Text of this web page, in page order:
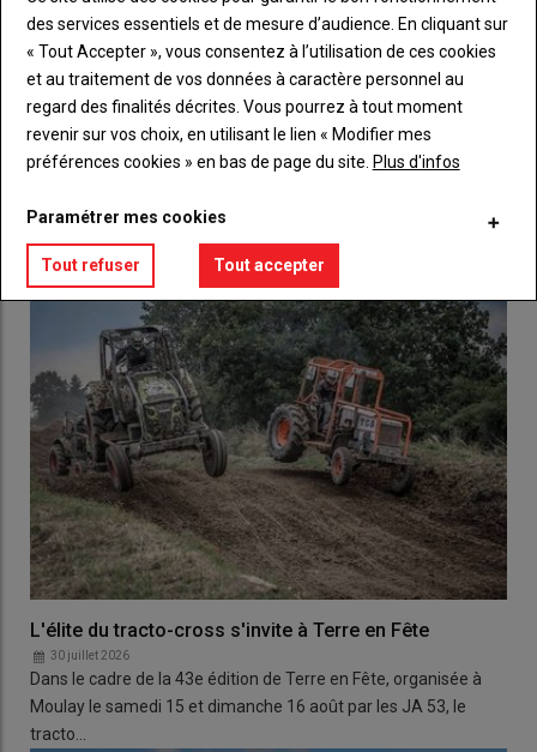
BodyChoisissez votre formule et créez votre
compte pour accéder à tout l'Agri53.
Lien Créez un compte
LES PLUS LUS
L'élite du tracto-cross s'invite à Terre en Fête
30 juillet 2026
Dans le cadre de la 43e édition de Terre en Fête, organisée à
Moulay le samedi 15 et dimanche 16 août par les JA 53, le
tracto…
des services essentiels et de mesure d’audience. En cliquant sur
« Tout Accepter », vous consentez à l’utilisation de ces cookies
et au traitement de vos données à caractère personnel au
regard des finalités décrites. Vous pourrez à tout moment
revenir sur vos choix, en utilisant le lien « Modifier mes
préférences cookies » en bas de page du site. Plus d'infos
Paramétrer mes cookies
Tout refuser Tout accepter